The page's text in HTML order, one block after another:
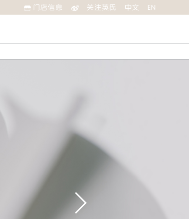
门店信息 关注英氏 中文 EN